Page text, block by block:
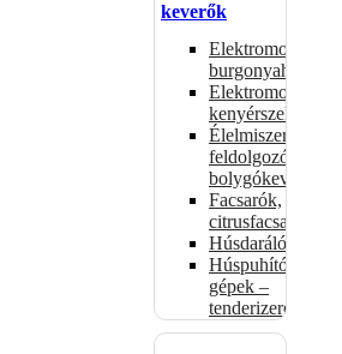
keverők
Elektromos
burgonyahámozók
Elektromos
kenyérszeletelők
Élelmiszer-
feldolgozók –
bolygókeverők
Facsarók,
citrusfacsarók
Húsdarálók
Húspuhító
gépek –
tenderizerek